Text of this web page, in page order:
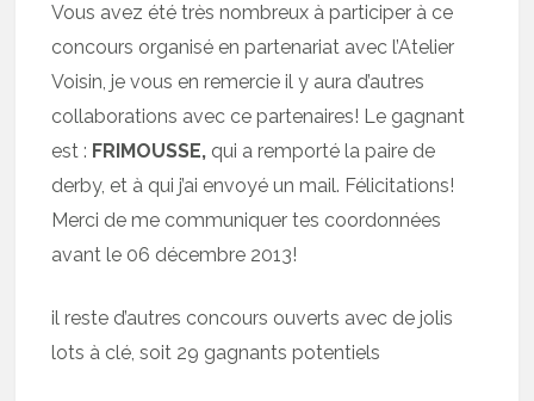
Vous avez été très nombreux à participer à ce
concours organisé en partenariat avec l’Atelier
Voisin, je vous en remercie il y aura d’autres
collaborations avec ce partenaires! Le gagnant
est : FRIMOUSSE, qui a remporté la paire de
derby, et à qui j’ai envoyé un mail. Félicitations!
Merci de me communiquer tes coordonnées
avant le 06 décembre 2013!
il reste d’autres concours ouverts avec de jolis
lots à clé, soit 29 gagnants potentiels